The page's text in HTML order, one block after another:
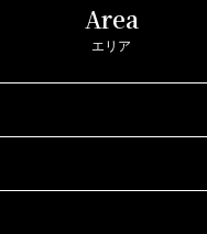
ォーム相談会」7/9（土）・7/10
ォーム相談会」6/11（土）・6/
ォーム相談会」5/14（土）・5/15
Area
エリア